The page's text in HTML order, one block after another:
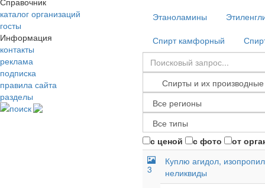
каталог организаций
госты
Информация
контакты
реклама
подписка
правила сайта
разделы
поиск
Этаноламины
Спирт камфорный
с ценой с фото от
3
Куплю агидол,
неликвиды